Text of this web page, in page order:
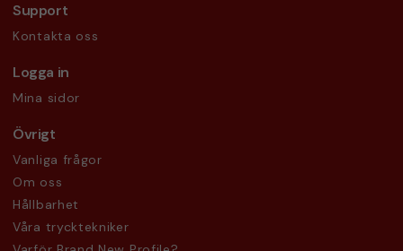
Support
Kontakta oss
Logga in
Mina sidor
Övrigt
Vanliga frågor
Om oss
Hållbarhet
Våra trycktekniker